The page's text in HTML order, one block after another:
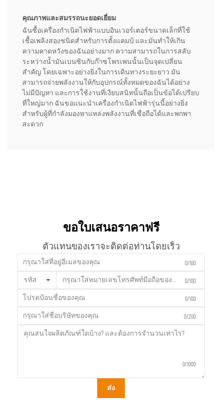
คุณภาพและสมรรถนะยอดเยี่ยม
ฉันซื้อเครื่องกำเนิดไฟฟ้าแบบอินเวอร์เตอร์ขนาดเล็กที่ใช้
เชื้อเพลิงสองชนิดสำหรับการตั้งแคมป์ และมันทำให้เกิน
ความคาดหวังของฉันอย่างมาก ความสามารถในการสลับ
ระหว่างน้ำมันเบนซินกับก๊าซโพรเพนนั้นเป็นจุดเปลี่ยน
สำคัญ โดยเฉพาะอย่างยิ่งในการเดินทางระยะยาว มัน
สามารถจ่ายพลังงานให้กับอุปกรณ์ทั้งหมดของฉันได้อย่าง
ไม่มีปัญหา และการใช้งานที่เงียบสนิทนั้นถือเป็นข้อได้เปรียบ
ที่ใหญ่มาก ฉันขอแนะนำเครื่องกำเนิดไฟฟ้ารุ่นนี้อย่างยิ่ง
สำหรับผู้ที่กำลังมองหาแหล่งพลังงานที่เชื่อถือได้และพกพา
สะดวก
ขอใบเสนอราคาฟรี
ตัวแทนของเราจะติดต่อท่านโดยเร็ว
0/100
รหัส 0/100
0/100
0/200
0/1000
ส่ง